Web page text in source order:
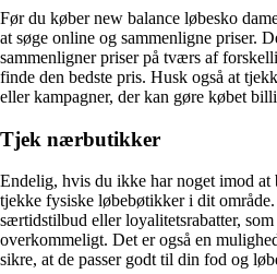
Før du køber new balance løbesko
at søge online og sammenligne priser.
sammenligner priser på tværs af
finde den bedste pris. Husk også at
eller kampagner, der kan gøre købet
Tjek nærbutikker
Endelig, hvis du ikke har noget imod at
tjekke fysiske løbebøtikker i dit
særtidstilbud eller loyalitetsrabatter,
overkommeligt. Det er også en
sikre, at de passer godt til din fod og